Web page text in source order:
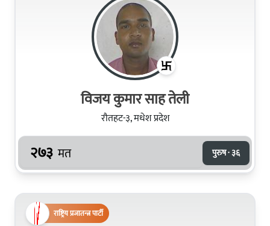
विजय कुमार साह तेली
रौतहट-३, मधेश प्रदेश
२७३ मत पुरुष · ३६
राष्ट्रिय प्रजातन्त्र पार्टी